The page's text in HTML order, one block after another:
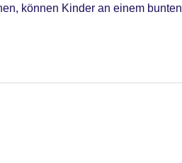
können Kinder an einem bunten